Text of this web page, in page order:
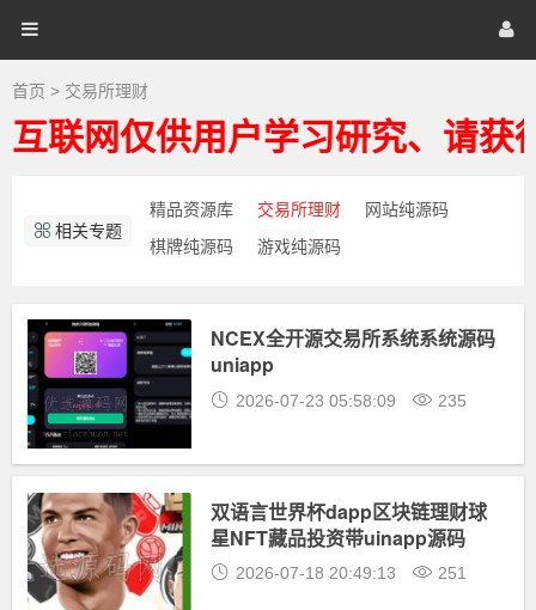
理
财-
区
块
链
交
易
选
源
棋牌源码
首页 > 交易所理财
网仅供用户学习研究、请获
相关专题
精品资源库 交易所理财
网站纯源码
棋牌纯源码
游戏纯源码
NCEX全开源交易所系统系统源码
uniapp
2026-07-23 05:58:09 235
双语言世界杯dapp区块链理财球
星NFT藏品投资带uinapp源码
2026-07-18 20:49:13 251